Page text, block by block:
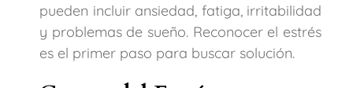
pueden incluir ansiedad, fatiga, irritabilidad
y problemas de sueño. Reconocer el estrés
es el primer paso para buscar solución.